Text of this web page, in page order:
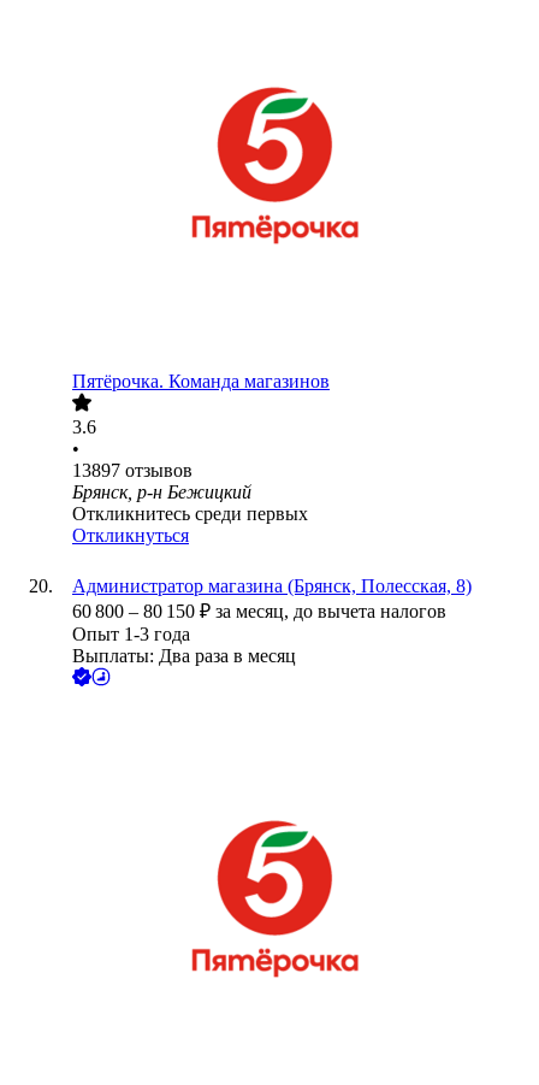
Пятёрочка. Команда магазинов
3.6
•
13897 отзывов
Брянск, р-н Бежицкий
Откликнитесь среди первых
Откликнуться
Администратор магазина (Брянск, Полесская, 8)
60 800 – 80 150 ₽ за месяц, до вычета налогов
Опыт 1-3 года
Выплаты: Два раза в месяц